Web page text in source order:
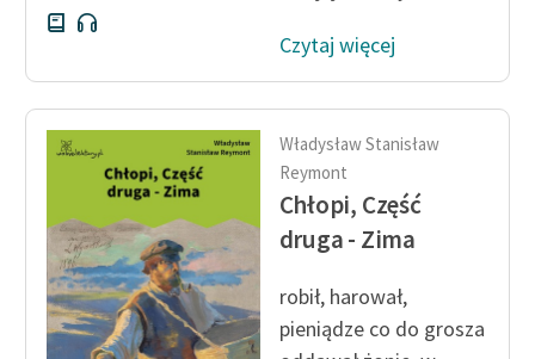
Czytaj więcej
Władysław Stanisław
Reymont
Chłopi, Część
druga - Zima
robił, harował,
pieniądze co do grosza